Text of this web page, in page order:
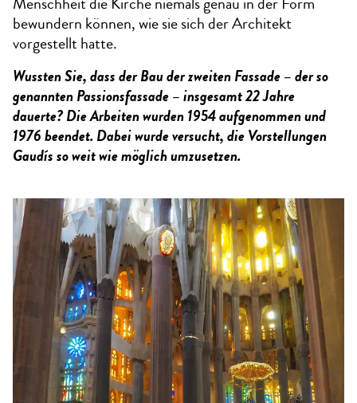
bewundern können, wie sie sich der Architekt
vorgestellt hatte.
Wussten Sie, dass der Bau der zweiten Fassade – der so
genannten Passionsfassade – insgesamt 22 Jahre
dauerte? Die Arbeiten wurden 1954 aufgenommen und
1976 beendet. Dabei wurde versucht, die Vorstellungen
Gaudís so weit wie möglich umzusetzen.